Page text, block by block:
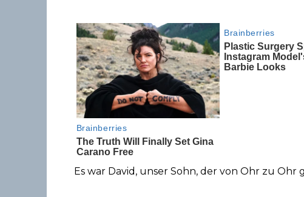
Es war David, unser Sohn, der von Ohr zu